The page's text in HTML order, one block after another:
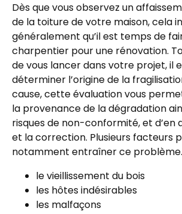
Dès que vous observez un
de la toiture de votre maison, cela
généralement qu’il est temps de
charpentier pour une rénovation.
de vous lancer dans votre projet, il
déterminer l’origine de la
cause, cette évaluation vous
la provenance de la dégradation
risques de non-conformité, et d’en
et la correction. Plusieurs facteurs
notamment entraîner ce
le vieillissement du bois
les hôtes indésirables
les malfaçons